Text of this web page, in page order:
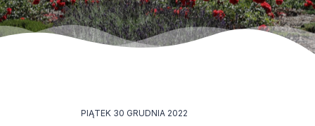
PIĄTEK 30 GRUDNIA 2022